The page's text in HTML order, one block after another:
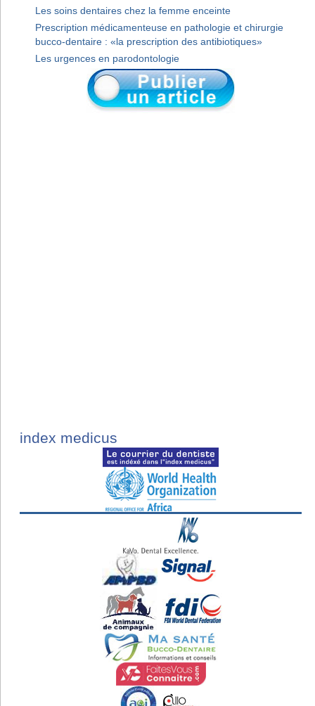
Les soins dentaires chez la femme enceinte
Prescription médicamenteuse en pathologie et chirurgie
bucco-dentaire : «la prescription des antibiotiques»
Les urgences en parodontologie
index medicus